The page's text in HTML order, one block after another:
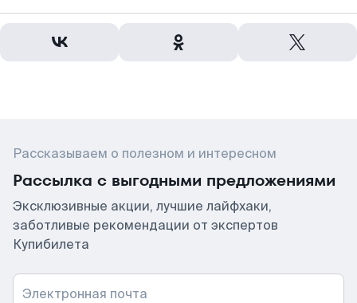
Рассказываем о полезном и интересном
Рассылка с выгодными предложениями
Эксклюзивные акции, лучшие лайфхаки,
заботливые рекомендации от экспертов
Купибилета
Электронная почта